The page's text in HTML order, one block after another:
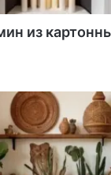
из